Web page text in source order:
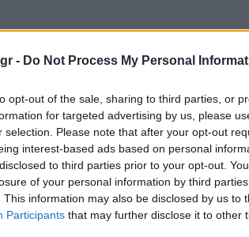
- Do Not Process My Personal
opt-out of the sale, sharing to third parties, or
for targeted advertising by us, please
selection. Please note that after your opt-out
interest-based ads based on personal
to third parties prior to your opt-out.
of your personal information by third
This information may also be disclosed by us to
Participants that may further disclose it to other
για
Με μικρό